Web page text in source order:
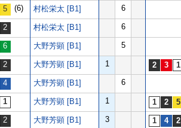
(6) 村松栄太 [B1] 6
村松栄太 [B1] 6
大野芳顕 [B1] 5
大野芳顕 [B1] 1
大野芳顕 [B1] 6
大野芳顕 [B1] 1
大野芳顕 [B1] 3